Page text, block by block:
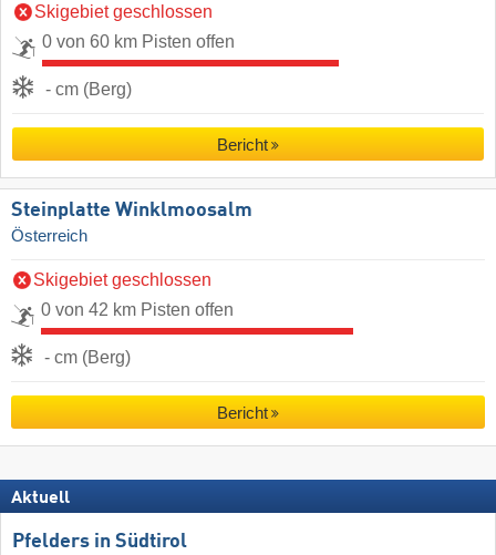
Skigebiet geschlossen
0 von 60 km Pisten offen
- cm (Berg)
Bericht
Steinplatte Winklmoosalm
Österreich
Skigebiet geschlossen
0 von 42 km Pisten offen
- cm (Berg)
Bericht
Aktuell
Pfelders in Südtirol